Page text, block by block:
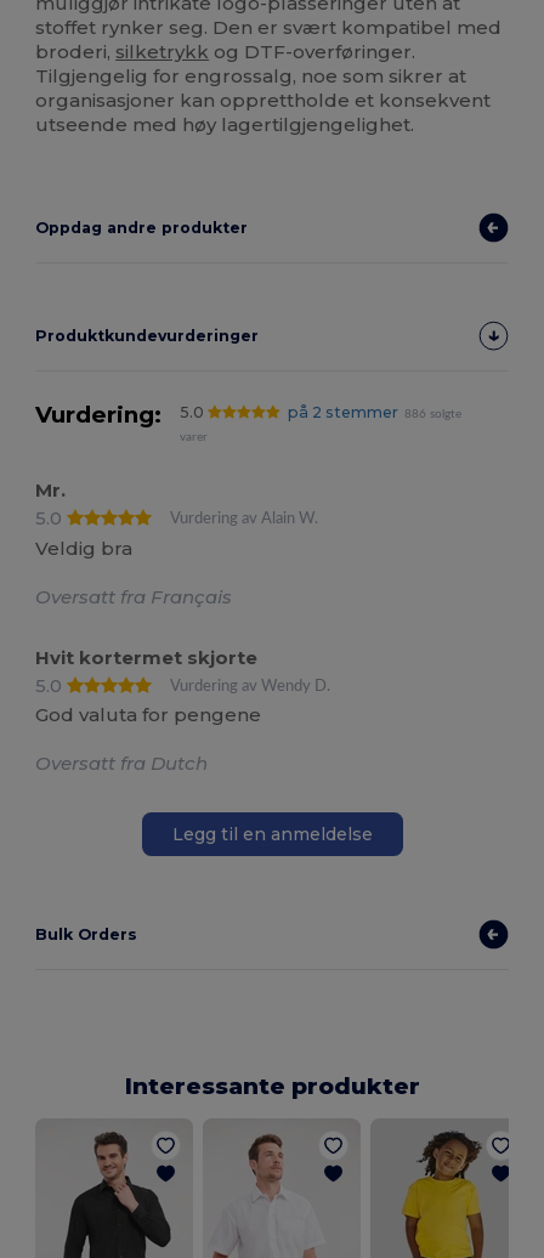
stoffet rynker seg. Den er svært kompatibel med
broderi, silketrykk og DTF-overføringer.
Tilgjengelig for engrossalg, noe som sikrer at
organisasjoner kan opprettholde et konsekvent
utseende med høy lagertilgjengelighet.
Oppdag andre produkter
Produktkundevurderinger
Vurdering: 5.0 på 2 stemmer
886 solgte
varer
Mr.
5.0
Vurdering av Alain W.
Veldig bra
Oversatt fra Français
Hvit kortermet skjorte
5.0
Vurdering av Wendy D.
God valuta for pengene
Oversatt fra Dutch
Legg til en anmeldelse
Bulk Orders
Interessante produkter